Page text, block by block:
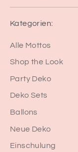
Kategorien:
Alle Mottos
Shop the Look
Party Deko
Deko Sets
Ballons
Neue Deko
Einschulung